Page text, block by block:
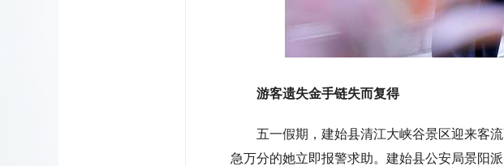
游客遗失金手链失而复得
五一假期，建始县清江大峡谷景区迎来客流
急万分的她立即报警求助。建始县公安局景阳